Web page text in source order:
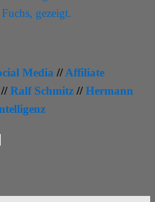
Ziel
erfüllteres Leben
Media //Affiliate
//Ralf Schmitz //Hermann